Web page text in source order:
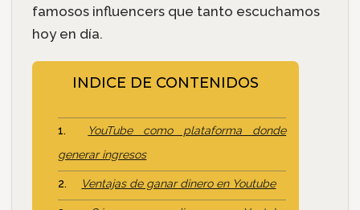
famosos influencers que tanto escuchamos
hoy en día.
INDICE DE CONTENIDOS
YouTube como plataforma donde
generar ingresos
Ventajas de ganar dinero en Youtube